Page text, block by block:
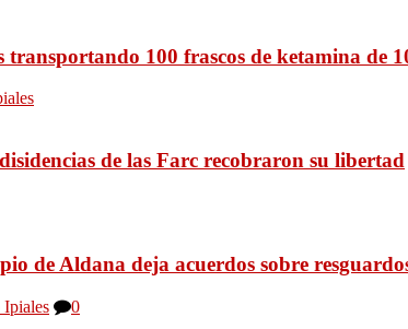
transportando 100 frascos de ketamina de
de las Farc recobraron su libertad
de Aldana deja acuerdos sobre
Ipiales 0